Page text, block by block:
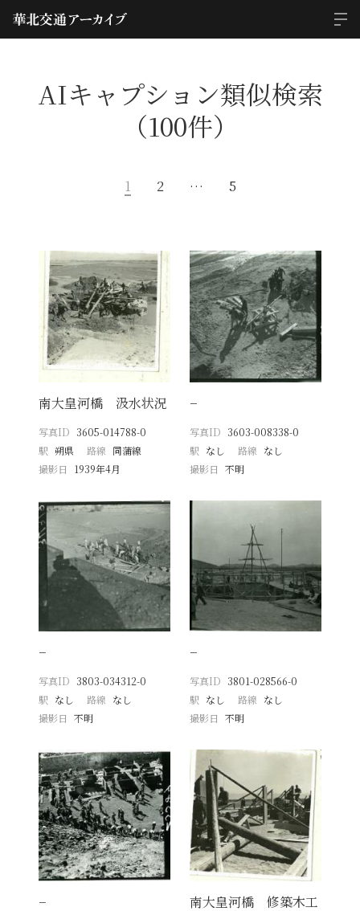
AIキャプション類似検索
（100件）
1 2 … 5
南大皇河橋 汲水状況
写真ID 3605-014788-0
駅 朔県 路線 同蒲線
撮影日
1939年4月
−
写真ID 3603-008338-0
駅 なし 路線 なし
撮影日 不明
−
写真ID 3803-034312-0
駅 なし 路線 なし
撮影日
不明
−
写真ID 3801-028566-0
駅 なし 路線 なし
撮影日 不明
−
南大皇河橋 修築木工